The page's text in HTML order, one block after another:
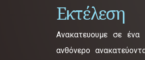
Εκτέλεση
Ανακατευουμε σε ένα
ανθόνερο